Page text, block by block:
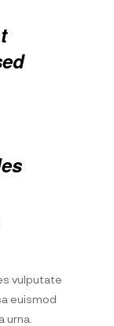
vulputate
euismod
urna.